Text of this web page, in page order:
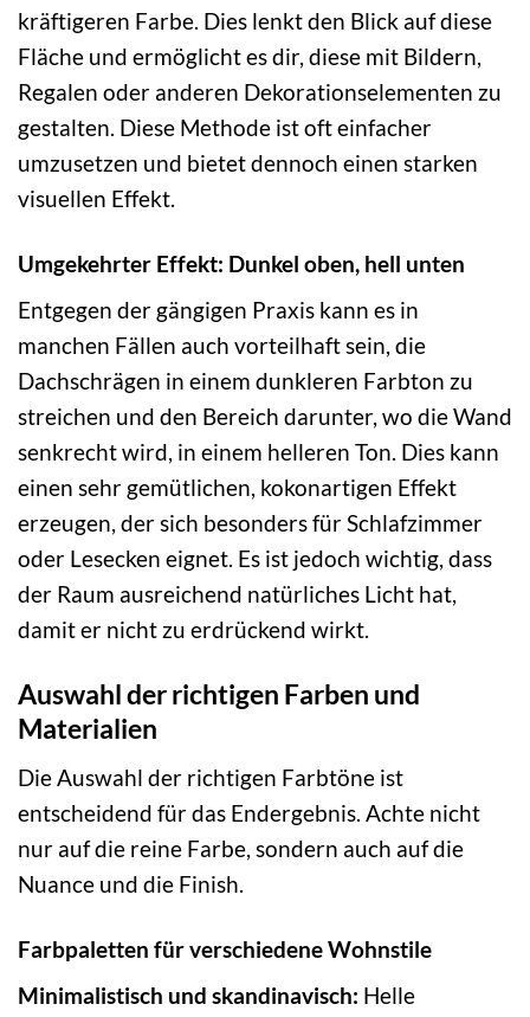
kräftigeren Farbe. Dies lenkt den Blick auf diese
Fläche und ermöglicht es dir, diese mit Bildern,
Regalen oder anderen Dekorationselementen zu
gestalten. Diese Methode ist oft einfacher
umzusetzen und bietet dennoch einen starken
visuellen Effekt.
Umgekehrter Effekt: Dunkel oben, hell unten
Entgegen der gängigen Praxis kann es in
manchen Fällen auch vorteilhaft sein, die
Dachschrägen in einem dunkleren Farbton zu
streichen und den Bereich darunter, wo die Wand
senkrecht wird, in einem helleren Ton. Dies kann
einen sehr gemütlichen, kokonartigen Effekt
erzeugen, der sich besonders für Schlafzimmer
oder Lesecken eignet. Es ist jedoch wichtig, dass
der Raum ausreichend natürliches Licht hat,
damit er nicht zu erdrückend wirkt.
Auswahl der richtigen Farben und
Materialien
Die Auswahl der richtigen Farbtöne ist
entscheidend für das Endergebnis. Achte nicht
nur auf die reine Farbe, sondern auch auf die
Nuance und die Finish.
Farbpaletten für verschiedene Wohnstile
Minimalistisch und skandinavisch: Helle